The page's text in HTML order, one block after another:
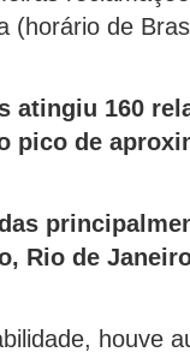
(horário de
atingiu 160
pico de
Rio de
houve